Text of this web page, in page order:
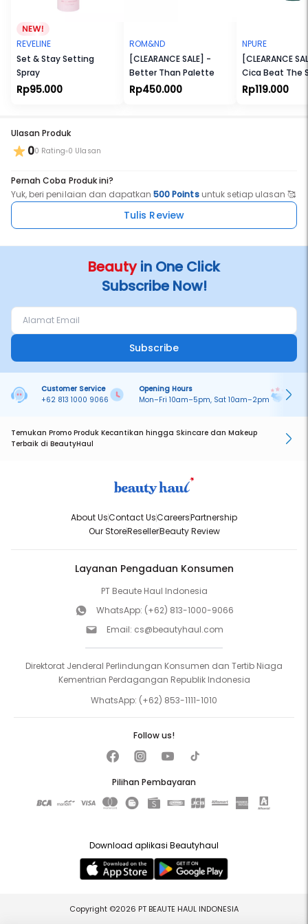
REVELINE
Set & Stay Setting
Spray
Rp95.000
ROM&ND
[CLEARANCE SALE] -
Better Than Palette
Rp450.000
NPURE
[CLEARANCE
Cica Beat The
Powder
Rp119.000
Ulasan Produk
00 Rating 0 Ulasan
Pernah Coba Produk ini?
Yuk, beri penilaian dan dapatkan500 Pointsuntuk setiap ulasan 🥰
Tulis Review
Beautyin One Click
Subscribe Now!
Subscribe
Customer Service
+62 813 1000 9066
Opening Hours
Mon–Fri 10am–5pm, Sat 10am–2pm
Temukan Promo Produk Kecantikan hingga Skincare dan Makeup
Terbaik di BeautyHaul
About UsContact UsCareersPartnership
Our StoreResellerBeauty Review
Layanan Pengaduan Konsumen
PT Beaute Haul Indonesia
WhatsApp: (+62) 813-1000-9066
Email: cs@beautyhaul.com
Direktorat Jenderal Perlindungan Konsumen dan Tertib Niaga
Kementrian Perdagangan Republik Indonesia
WhatsApp: (+62) 853-1111-1010
Pilihan Pembayaran
Follow us!
Download aplikasi Beautyhaul
Copyright ©2026 PT BEAUTE HAUL INDONESIA